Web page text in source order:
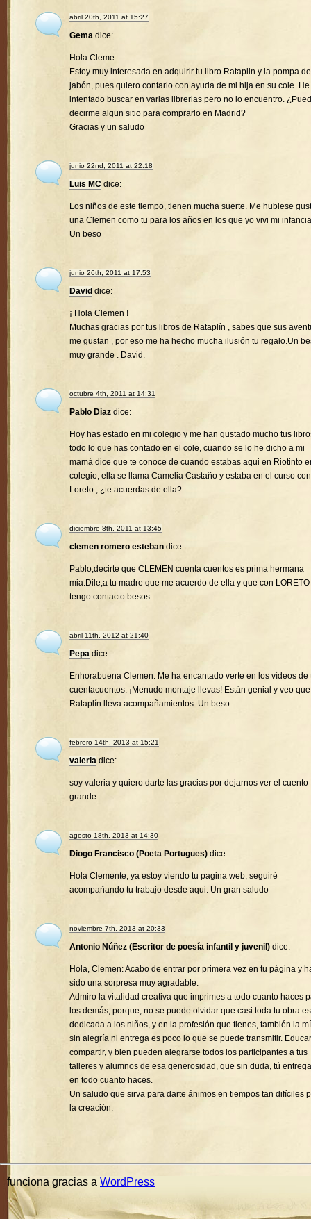
abril 20th, 2011 at 15:27
Gema dice:
Hola Cleme:
Estoy muy interesada en adquirir tu libro Rataplin y la pompa de
jabón, pues quiero contarlo con ayuda de mi hija en su cole. He
intentado buscar en varias librerias pero no lo encuentro.
decirme algun sitio para comprarlo en Madrid?
Gracias y un saludo
junio 22nd, 2011 at 22:18
Luis MC dice:
Los niños de este tiempo, tienen mucha suerte. Me hubiese
una Clemen como tu para los años en los que yo vivi mi
Un beso
junio 26th, 2011 at 17:53
David dice:
¡ Hola Clemen !
Muchas gracias por tus libros de Rataplín , sabes que sus
me gustan , por eso me ha hecho mucha ilusión tu regalo.Un
muy grande . David.
octubre 4th, 2011 at 14:31
Pablo Diaz dice:
Hoy has estado en mi colegio y me han gustado mucho tus
todo lo que has contado en el cole, cuando se lo he dicho a mi
mamá dice que te conoce de cuando estabas aqui en Riotinto
colegio, ella se llama Camelia Castaño y estaba en el curso con
Loreto , ¿te acuerdas de ella?
diciembre 8th, 2011 at 13:45
clemen romero esteban dice:
Pablo,decirte que CLEMEN cuenta cuentos es prima hermana
mia.Dile,a tu madre que me acuerdo de ella y que con LORETO
tengo contacto.besos
abril 11th, 2012 at 21:40
Pepa dice:
Enhorabuena Clemen. Me ha encantado verte en los vídeos de
cuentacuentos. ¡Menudo montaje llevas! Están genial y veo que
Rataplín lleva acompañamientos. Un beso.
febrero 14th, 2013 at 15:21
valeria dice:
soy valeria y quiero darte las gracias por dejarnos ver el cuento
grande
agosto 18th, 2013 at 14:30
Diogo Francisco (Poeta Portugues) dice:
Hola Clemente, ya estoy viendo tu pagina web, seguiré
acompañando tu trabajo desde aqui. Un gran saludo
noviembre 7th, 2013 at 20:33
Antonio Núñez (Escritor de poesía infantil y juvenil) dice:
Hola, Clemen: Acabo de entrar por primera vez en tu página y
sido una sorpresa muy agradable.
Admiro la vitalidad creativa que imprimes a todo cuanto haces
los demás, porque, no se puede olvidar que casi toda tu obra
dedicada a los niños, y en la profesión que tienes, también la
sin alegría ni entrega es poco lo que se puede transmitir.
compartir, y bien pueden alegrarse todos los participantes a tus
talleres y alumnos de esa generosidad, que sin duda, tú
en todo cuanto haces.
Un saludo que sirva para darte ánimos en tiempos tan difíciles
la creación.
funciona gracias a WordPress